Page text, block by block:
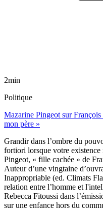
2min
Politique
Mazarine Pingeot sur
mon père »
Grandir dans l’ombre du
fortiori lorsque votre existence
Pingeot, « fille cachée » de
Auteur d’une vingtaine
Inappropriable (ed. Climats
relation entre l’homme et
Rebecca Fitoussi dans
sur une enfance hors du